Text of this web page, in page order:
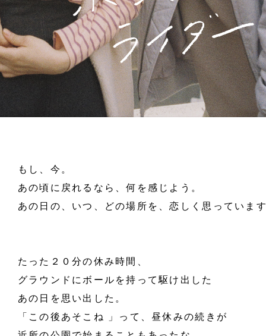
もし、今。
あの頃に戻れるなら、何を感じよう。
あの日の、いつ、どの場所を、恋しく思っていま
たった２０分の休み時間、
グラウンドにボールを持って駆け出した
あの日を思い出した。
「この後あそこね 」って、昼休みの続きが